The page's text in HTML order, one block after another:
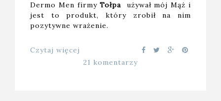
Dermo Men firmyTołpa używał mój Mąż i
jest to produkt, który zrobił na nim
pozytywne wrażenie.
Czytaj więcej
21 komentarzy